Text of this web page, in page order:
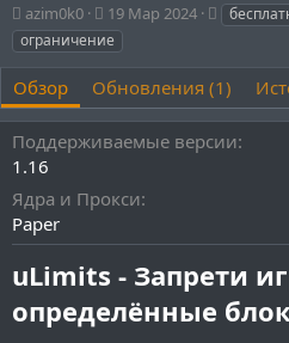
А
в
т
о
р
azim0k0
Д
а
т
а
с
о
з
н
я
19 Мар 2024
Т
ограничение
Обзор Обновления (1)
Поддерживаемые версии
1.16
Ядра и Прокси
Paper
uLimits - Запрети
определённые